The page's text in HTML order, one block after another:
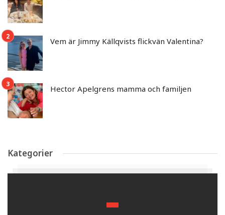
Vem är Jimmy Källqvists flickvän Valentina?
Hector Apelgrens mamma och familjen
Kategorier